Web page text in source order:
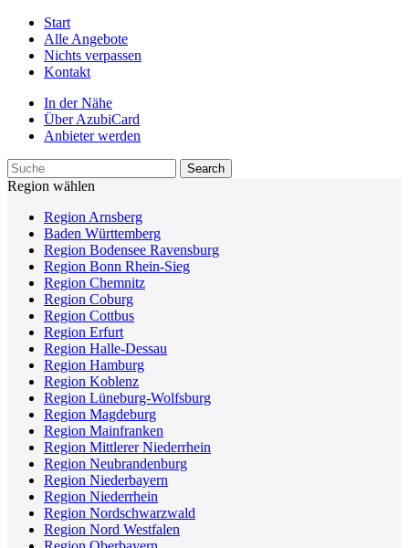
Start
Alle Angebote
Nichts verpassen
Kontakt
In der Nähe
Über AzubiCard
Anbieter werden
Region wählen
Region Arnsberg
Baden Württemberg
Region Bodensee Ravensburg
Region Bonn Rhein-Sieg
Region Chemnitz
Region Coburg
Region Cottbus
Region Erfurt
Region Halle-Dessau
Region Hamburg
Region Koblenz
Region Lüneburg-Wolfsburg
Region Magdeburg
Region Mainfranken
Region Mittlerer Niederrhein
Region Neubrandenburg
Region Niederbayern
Region Niederrhein
Region Nordschwarzwald
Region Nord Westfalen